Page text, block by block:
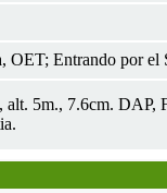
OET; Entrando por el
5m., 7.6cm. DAP,